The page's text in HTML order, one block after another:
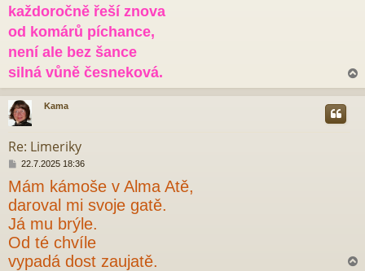
p
ě
e
každoročně řeší znova
od komárů píchance,
není ale bez šance
silná vůně česneková.
a
Kama
Re: Limeriky
P
í
s
p
ě
v
e
k
22.7.2025 18:36
Mám kámoše v Alma Atě,
daroval mi svoje gatě.
Já mu brýle.
Od té chvíle
vypadá dost zaujatě.